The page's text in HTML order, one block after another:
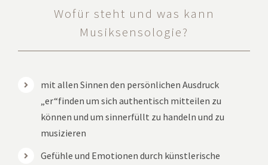
Wofür steht und was kann
Musiksensologie?
mit allen Sinnen den persönlichen Ausdruck
„er“finden um sich authentisch mitteilen zu
können und um sinnerfüllt zu handeln und zu
musizieren
Gefühle und Emotionen durch künstlerische